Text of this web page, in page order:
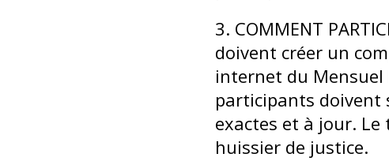
3. COMMENT
doivent créer un
internet du Mensuel
participants
exactes et à jour.
huissier de justice.